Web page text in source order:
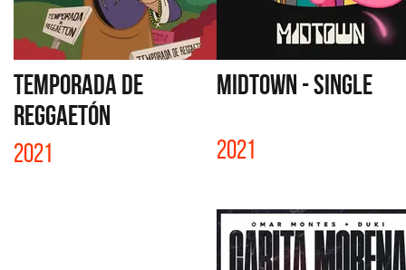
TEMPORADA DE
REGGAETÓN
2021
MIDTOWN - SINGLE
2021